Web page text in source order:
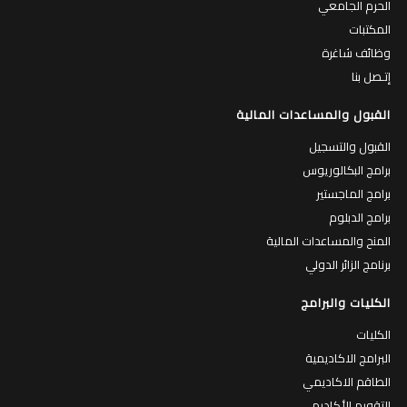
الحرم الجامعي
المكتبات
وظائف شاغرة
إتـصل بنا
القبول والمساعدات المالية
القبول والتسجيل
برامج البكالوريوس
برامج الماجستير
برامج الدبلوم
المنح والمساعدات المالية
برنامج الزائر الدولي
الكليات والبرامج
الكليات
البرامج الاكاديمية
الطاقم الاكاديمي